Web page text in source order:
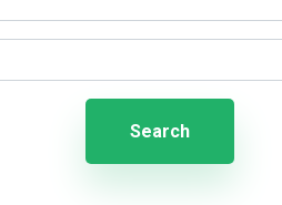
Search